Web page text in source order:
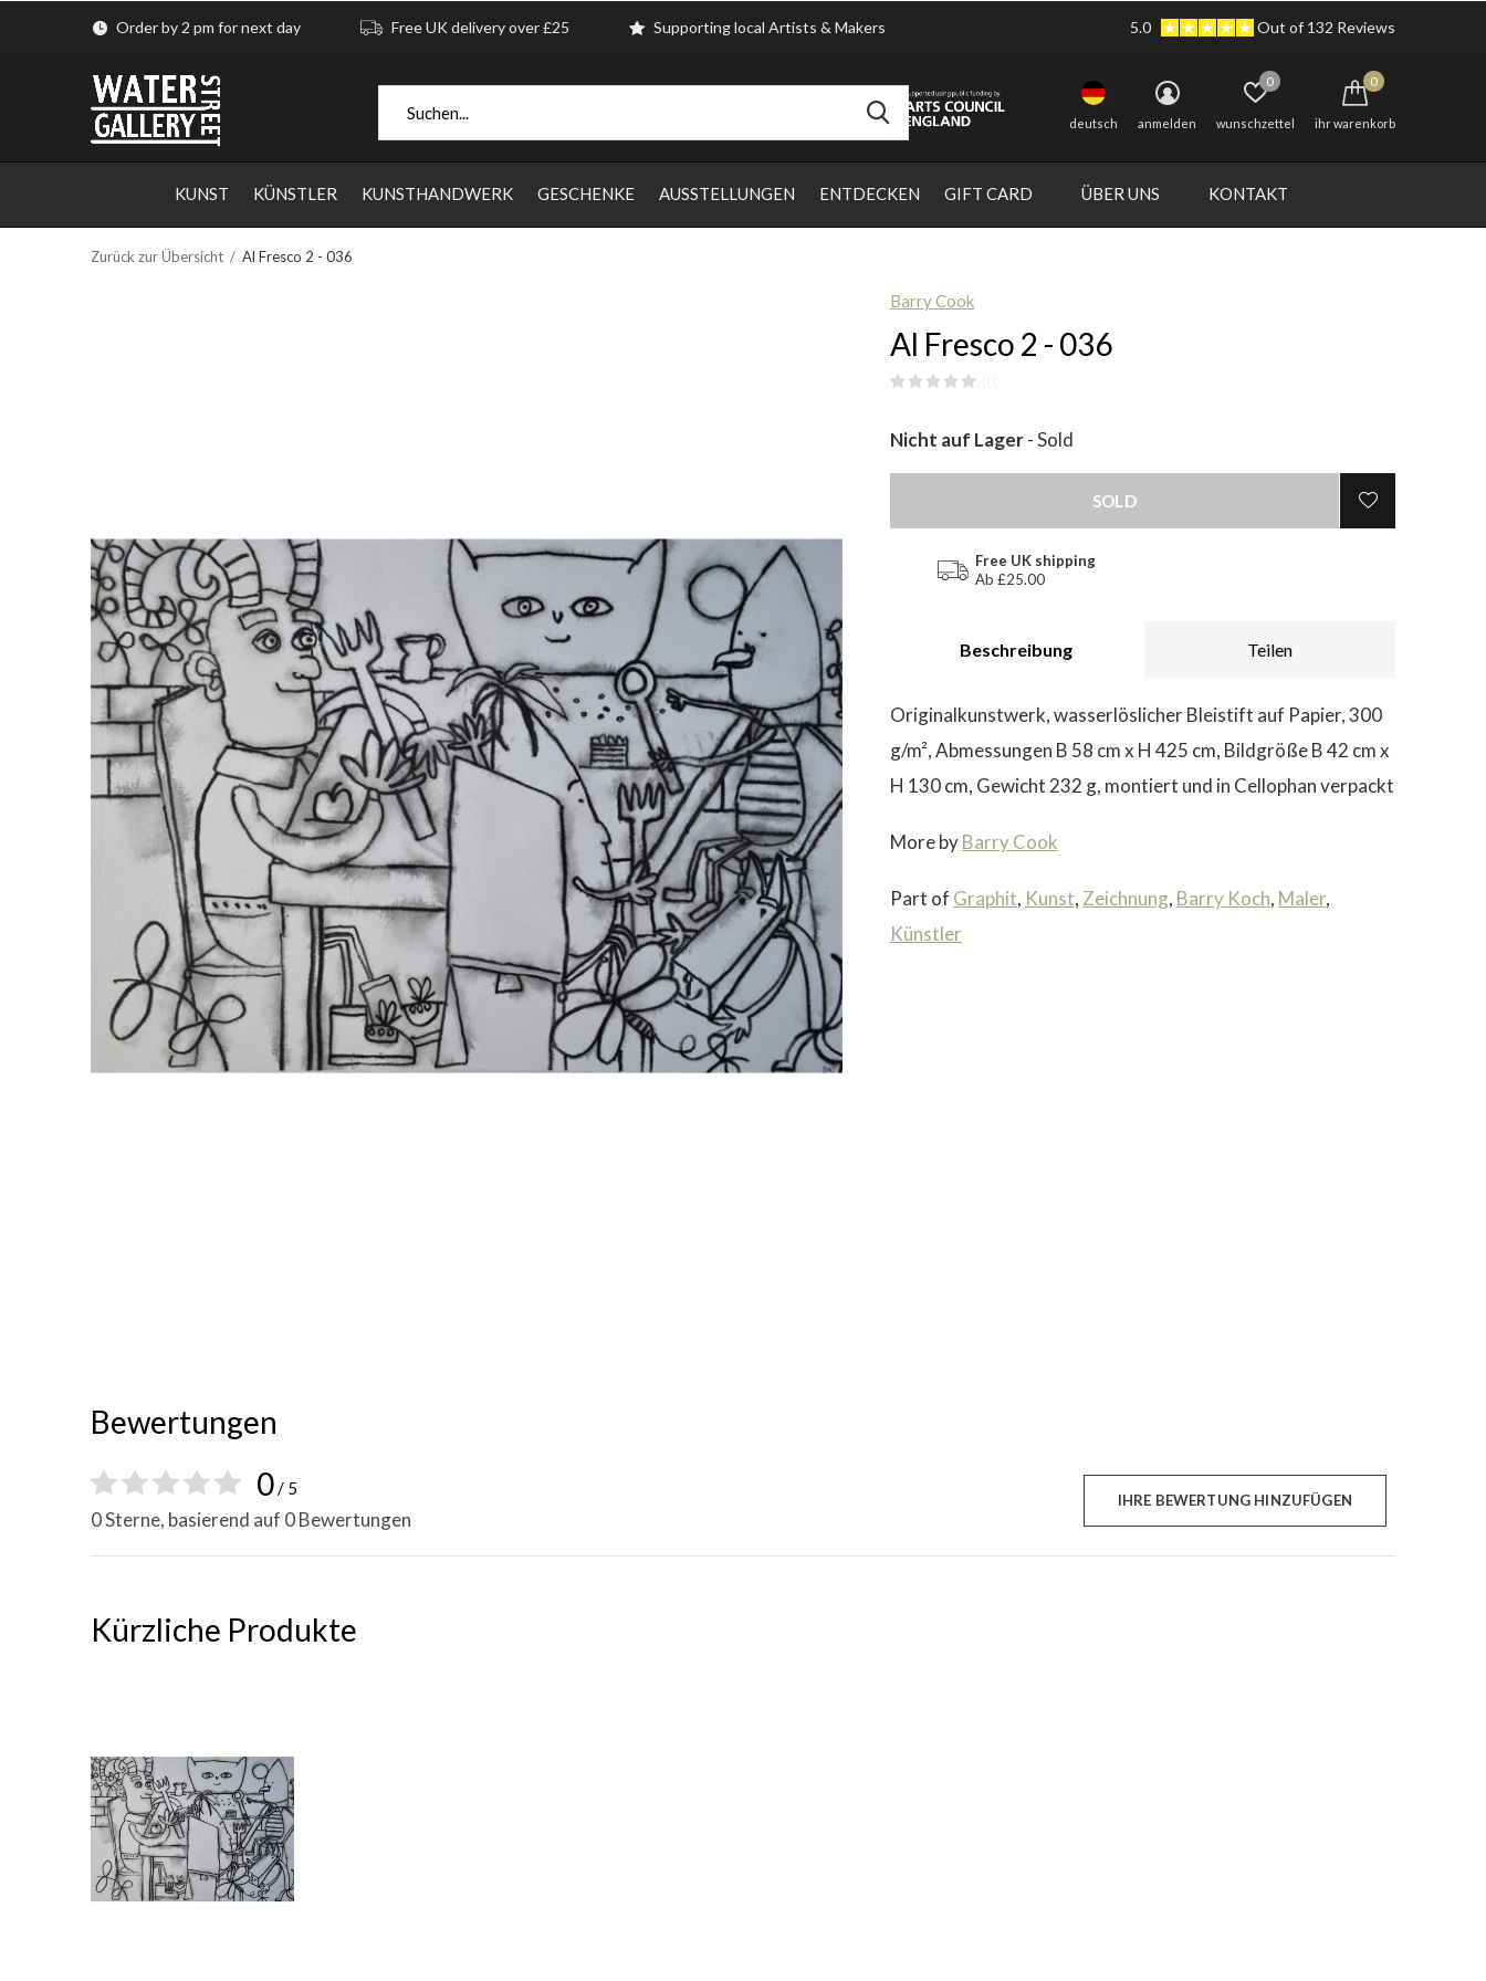
KUNST KÜNSTLER KUNSTHANDWERK GESCHENKE AUSSTELLUNGEN ENTDECKEN GIFT CARD ÜBER UNS KONTAKT
deutsch anmelden wunschzettel
0
ihr warenkorb
0
Order by 2 pm for next day Free UK delivery over £25 Supporting local Artists & Makers 5.0 Out of 132 Reviews
Zurück zur Übersicht Al Fresco 2 - 036
Barry Cook
Al Fresco 2 - 036
Nicht auf Lager- Sold
SOLD
Free UK shipping
Ab £25.00
Beschreibung Teilen
Originalkunstwerk, wasserlöslicher Bleistift auf Papier, 300
g/m², Abmessungen B 58 cm x H 425 cm, Bildgröße B 42 cm x
H 130 cm, Gewicht 232 g, montiert und in Cellophan verpackt
More byBarry Cook
Part of Graphit, Kunst, Zeichnung, Barry Koch, Maler,
Künstler
Bewertungen
0/ 5
0 Sterne, basierend auf 0 Bewertungen
IHRE BEWERTUNG HINZUFÜGEN
Kürzliche Produkte